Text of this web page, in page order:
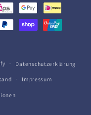
Datenschutzerklärung
Impressum